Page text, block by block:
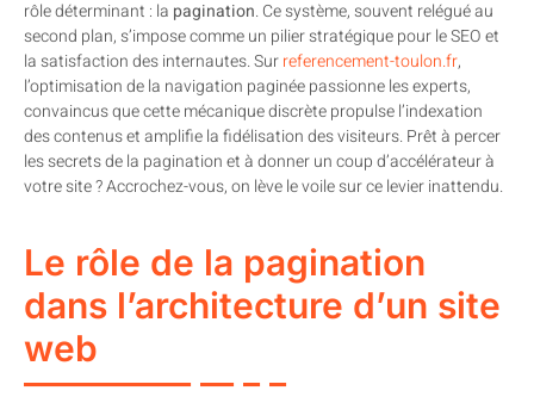
rôle déterminant : la pagination. Ce système, souvent relégué au
second plan, s’impose comme un pilier stratégique pour le SEO et
la satisfaction des internautes. Surreferencement-toulon.fr,
l’optimisation de la navigation paginée passionne les experts,
convaincus que cette mécanique discrète propulse l’indexation
des contenus et amplifie la fidélisation des visiteurs. Prêt à percer
les secrets de la pagination et à donner un coup d’accélérateur à
votre site ? Accrochez-vous, on lève le voile sur ce levier inattendu.
Le rôle de la pagination
dans l’architecture d’un site
web